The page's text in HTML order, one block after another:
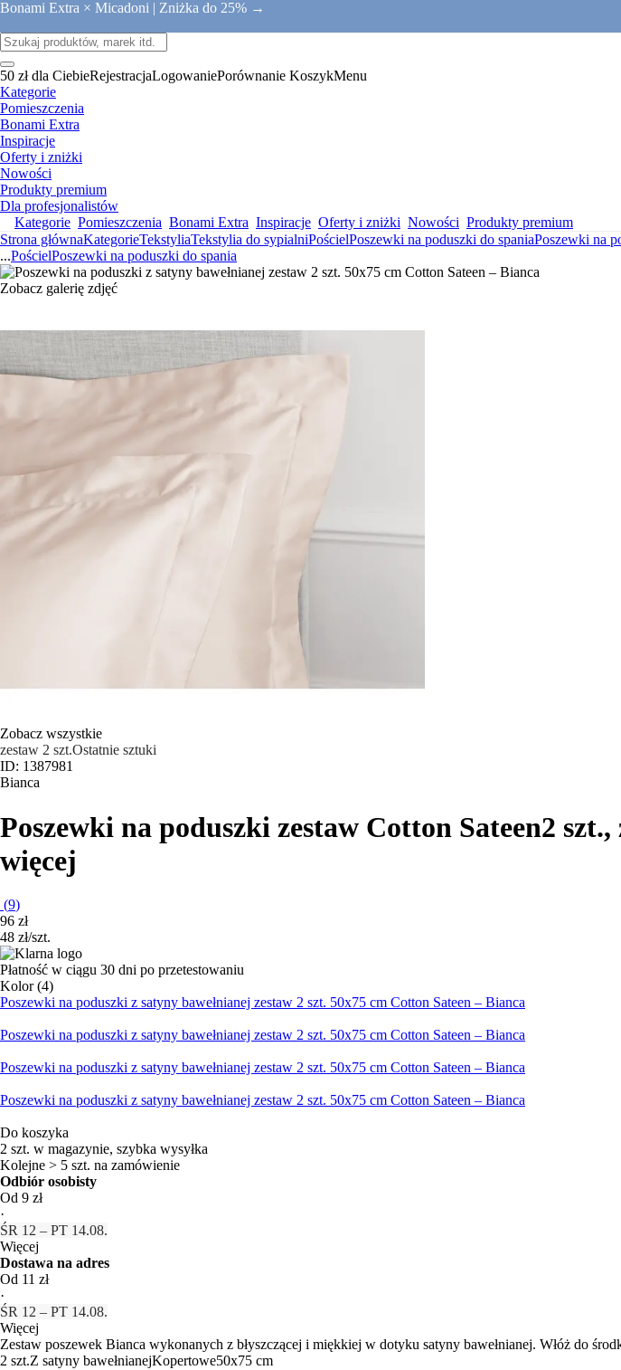
Bonami Extra × Micadoni | Zniżka do 25% →
50 zł dla CiebieRejestracjaLogowaniePorównanie KoszykMenu
Kategorie
Pomieszczenia
Bonami Extra
Inspiracje
Oferty i zniżki
Nowości
Produkty premium
Dla profesjonalistów
Kategorie Pomieszczenia Bonami Extra Inspiracje Oferty i zniżki Nowości Produkty premium
Strona głównaKategorieTekstyliaTekstylia do sypialniPościelPoszewki na poduszki do spaniaPoszewki na
...PościelPoszewki na poduszki do spania
Zobacz galerię zdjęć
Zobacz wszystkie
zestaw 2 szt.Ostatnie sztuki
ID: 1387981
Bianca
Poszewki na poduszki zestaw Cotton Sateen2
więcej
(9)
96 zł
48 zł/szt.
Płatność w ciągu 30 dni po przetestowaniu
Kolor (4)
Poszewki na poduszki z satyny bawełnianej zestaw 2 szt. 50x75 cm Cotton Sateen – Bianca
Poszewki na poduszki z satyny bawełnianej zestaw 2 szt. 50x75 cm Cotton Sateen – Bianca
Poszewki na poduszki z satyny bawełnianej zestaw 2 szt. 50x75 cm Cotton Sateen – Bianca
Poszewki na poduszki z satyny bawełnianej zestaw 2 szt. 50x75 cm Cotton Sateen – Bianca
Do koszyka
2 szt. w magazynie, szybka wysyłka
Kolejne > 5 szt. na zamówienie
Odbiór osobisty
Od 9 zł
·
ŚR 12 – PT 14.08.
Więcej
Dostawa na adres
Od 11 zł
·
ŚR 12 – PT 14.08.
Więcej
Zestaw poszewek Bianca wykonanych z błyszczącej i miękkiej w dotyku satyny bawełnianej. Włóż do
2 szt.Z satyny bawełnianejKopertowe50x75 cm